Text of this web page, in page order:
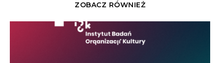
ZOBACZ RÓWNIEŻ